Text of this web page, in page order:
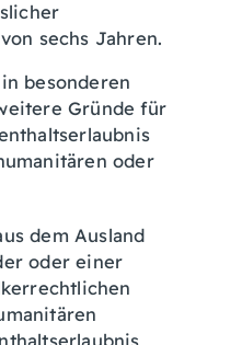
sechs Jahren.
besonderen
Gründe für
oder
dem Ausland
oder einer